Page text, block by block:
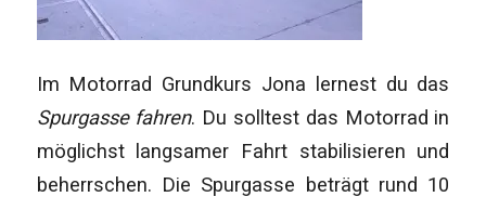
Im Motorrad Grundkurs Jona lernest du das
Spurgasse fahren. Du solltest das Motorrad in
möglichst langsamer Fahrt stabilisieren und
beherrschen. Die Spurgasse beträgt rund 10